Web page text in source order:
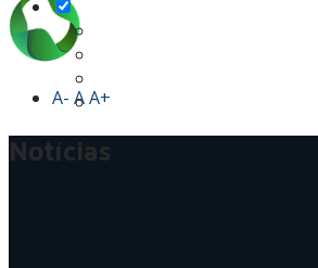
A- AA+
Notícias